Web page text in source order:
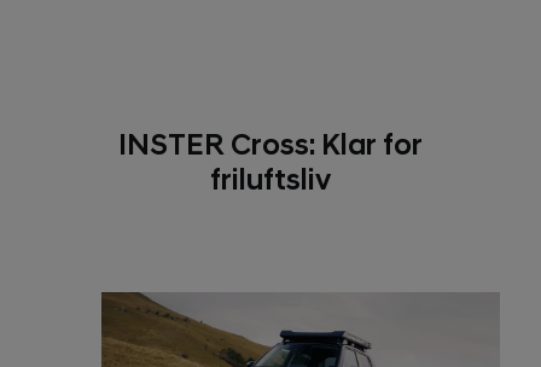
INSTER Cross: Klar for
friluftsliv